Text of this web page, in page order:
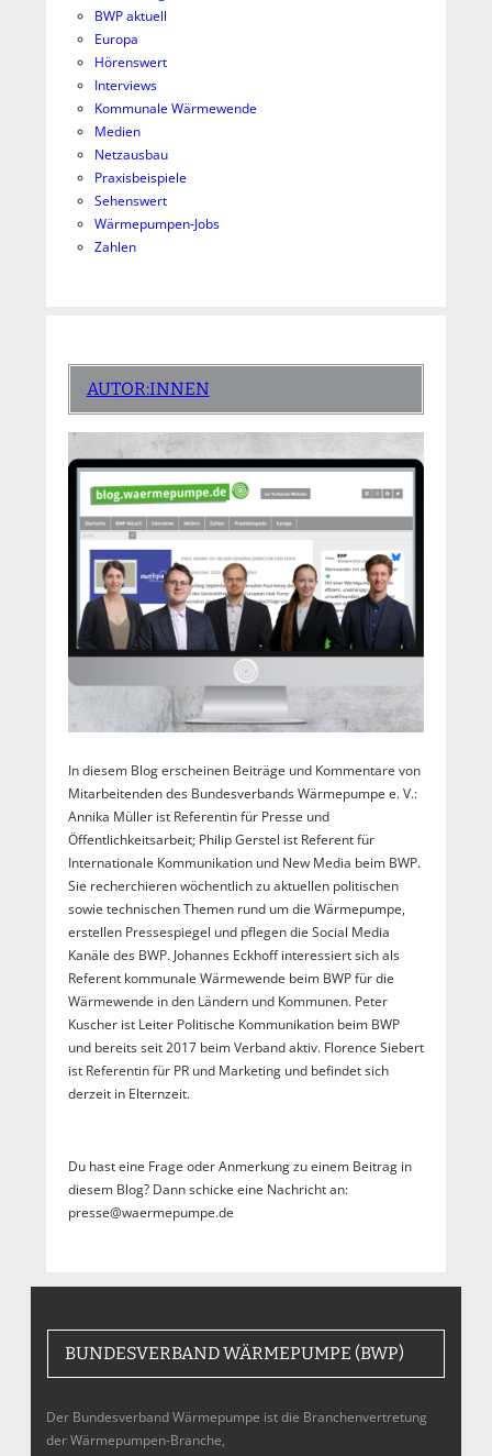
BWP aktuell
Europa
Hörenswert
Interviews
Kommunale Wärmewende
Medien
Netzausbau
Praxisbeispiele
Sehenswert
Wärmepumpen-Jobs
Zahlen
AUTOR:INNEN
In diesem Blog erscheinen Beiträge und Kommentare von
Mitarbeitenden des Bundesverbands Wärmepumpe e. V.:
Annika Müller ist Referentin für Presse und
Öffentlichkeitsarbeit; Philip Gerstel ist Referent für
Internationale Kommunikation und New Media beim BWP.
Sie recherchieren wöchentlich zu aktuellen politischen
sowie technischen Themen rund um die Wärmepumpe,
erstellen Pressespiegel und pflegen die Social Media
Kanäle des BWP. Johannes Eckhoff interessiert sich als
Referent kommunale Wärmewende beim BWP für die
Wärmewende in den Ländern und Kommunen. Peter
Kuscher ist Leiter Politische Kommunikation beim BWP
und bereits seit 2017 beim Verband aktiv. Florence Siebert
ist Referentin für PR und Marketing und befindet sich
derzeit in Elternzeit.
Du hast eine Frage oder Anmerkung zu einem Beitrag in
diesem Blog? Dann schicke eine Nachricht an:
presse@waermepumpe.de
BUNDESVERBAND WÄRMEPUMPE (BWP)
Der Bundesverband Wärmepumpe ist die Branchenvertretung
der Wärmepumpen-Branche,